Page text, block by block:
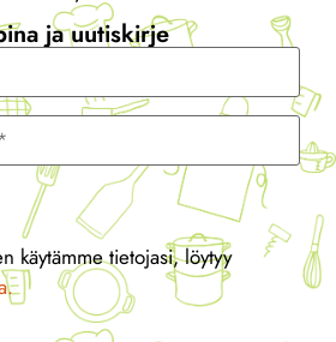
ja uutiskirje
käytämme tietojasi, löytyy